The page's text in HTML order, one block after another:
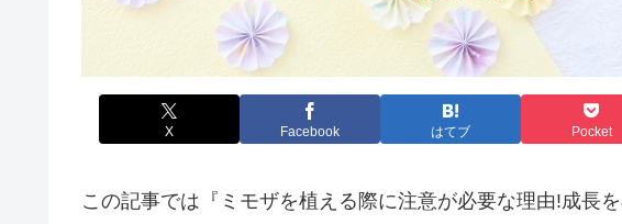
X Facebook はてブ Pocket
この記事では『ミモザを植える際に注意が必要な理由!成長